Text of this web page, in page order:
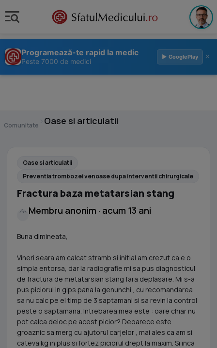
Programează-te rapid la medic
Peste 7000 de medici
▶ GooglePlay ×
Comunitate Oase si articulatii
Oase si articulatii
Preventia trombozei venoase dupa interventii chirurgicale
Fractura baza metatarsian stang
Membru anonim · acum 13 ani
Buna dimineata,
Vineri seara am calcat stramb si initial am crezut ca e o
simpla entorsa, dar la radiografie mi sa pus diagnosticul
de fractura de metatarsian stang fara deplasare. Mi s-a
pus piciorul in gips pana la genunchi , cu recomandarea
sa nu calc pe el timp de 3 saptamani si sa revin la control
peste o saptamana. Intrebarea mea este : oare chiar nu
pot calca deloc pe acest picior? Deoarece este
groaznic sa merg cu ajutorul carjelor , mai ales ca am si
cateva kg in plus si fortez piciorul drept la maxim. Si inca